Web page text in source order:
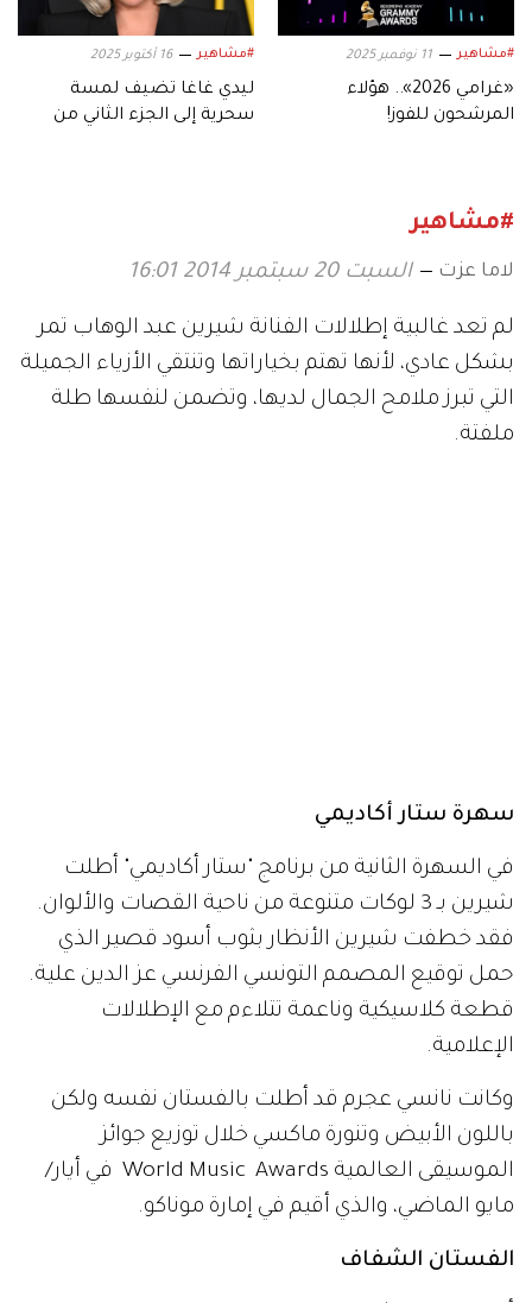
#مشاهير 11 نوفمبر 2025
«غرامي 2026».. هؤلاء
المرشحون للفوز!
#مشاهير 16 أكتوبر 2025
ليدي غاغا تضيف لمسة
سحرية إلى الجزء الثاني من
#مشاهير
لاما عزت السبت 20 سبتمبر 2014 16:01
لم تعد غالبية إطلالات الفنانة شيرين عبد الوهاب تمر
بشكل عادي، لأنها تهتم بخياراتها وتنتقي الأزياء الجميلة
التي تبرز ملامح الجمال لديها، وتضمن لنفسها طلة
ملفتة.
سهرة ستار أكاديمي
في السهرة الثانية من برنامج "ستار أكاديمي" أطلت
شيرين بـ 3 لوكات متنوعة من ناحية القصات والألوان.
فقد خطفت شيرين الأنظار بثوب أسود قصير الذي
حمل توقيع المصمم التونسي الفرنسي عز الدين علية.
قطعة كلاسيكية وناعمة تتلاءم مع الإطلالات
الإعلامية.
وكانت نانسي عجرم قد أطلت بالفستان نفسه ولكن
باللون الأبيض وتنورة ماكسي خلال توزيع جوائز
الموسيقى العالمية World Music Awards في أيار/
مايو الماضي، والذي أقيم في إمارة موناكو.
الفستان الشفاف